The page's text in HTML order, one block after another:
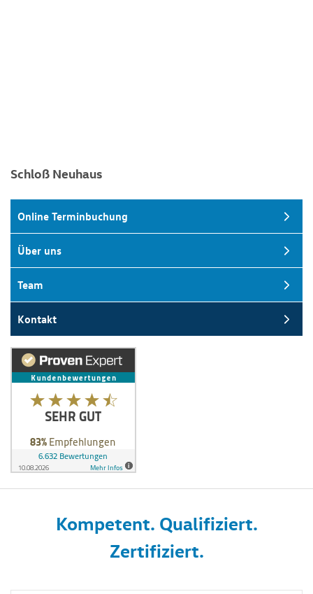
Schloß Neuhaus
Online Terminbuchung
Über uns
Team
Kontakt
Kompetent. Qualifiziert.
Zertifiziert.